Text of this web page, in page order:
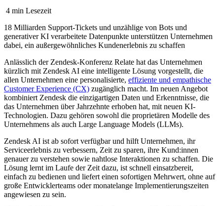
4 min Lesezeit
18 Milliarden Support-Tickets und unzählige von Bots und
generativer KI verarbeitete Datenpunkte unterstützen Unternehmen
dabei, ein außergewöhnliches Kundenerlebnis zu schaffen
Anlässlich der Zendesk-Konferenz Relate hat das Unternehmen
kürzlich mit Zendesk AI eine intelligente Lösung vorgestellt, die
allen Unternehmen eine personalisierte, effiziente und empathische
Customer Experience (CX) zugänglich macht. Im neuen Angebot
kombiniert Zendesk die einzigartigen Daten und Erkenntnisse, die
das Unternehmen über Jahrzehnte erhoben hat, mit neuen KI-
Technologien. Dazu gehören sowohl die proprietären Modelle des
Unternehmens als auch Large Language Models (LLMs).
Zendesk AI ist ab sofort verfügbar und hilft Unternehmen, ihr
Serviceerlebnis zu verbessern, Zeit zu sparen, ihre Kund:innen
genauer zu verstehen sowie nahtlose Interaktionen zu schaffen. Die
Lösung lernt im Laufe der Zeit dazu, ist schnell einsatzbereit,
einfach zu bedienen und liefert einen sofortigen Mehrwert, ohne auf
große Entwicklerteams oder monatelange Implementierungszeiten
angewiesen zu sein.